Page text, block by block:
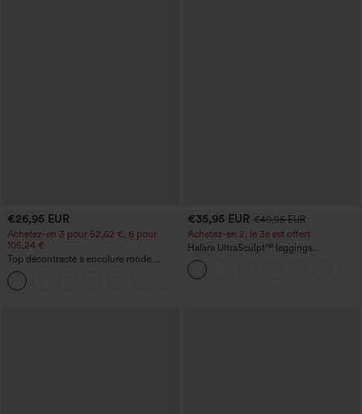
€26,95 EUR
Achetez-en 3 pour 52,62 €, 6 pour
105,24 €
Top décontracté à encolure ronde,
manches chauve-souris et coupe ample
€35,95 EUR €40,95 EUR
Achetez-en 2, le 3e est offert
Halara UltraSculpt™ leggings
d'entraînement taille haute — fronces
liftantes pour le fessier, maintien gainant
du ventre et poche